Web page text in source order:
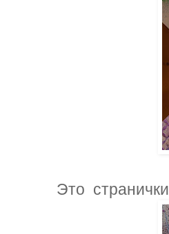
Это странички